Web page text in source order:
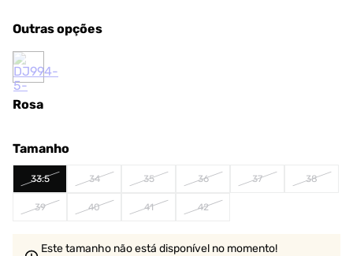
Outras opções
Rosa
Tamanho
33.5 34 35 36 37 38
39 40 41 42
Este tamanho não está disponível no momento!